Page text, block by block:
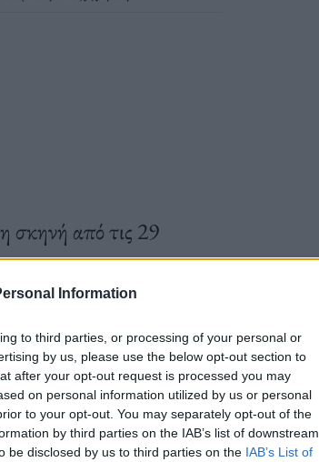
Information
to third parties, or processing of your personal or
by us, please use the below opt-out section to
after your opt-out request is processed you may
on personal information utilized by us or personal
to your opt-out. You may separately opt-out of the
by third parties on the IAB’s list of downstream
be disclosed by us to third parties on the IAB’s List of
σκηνή από τις 29